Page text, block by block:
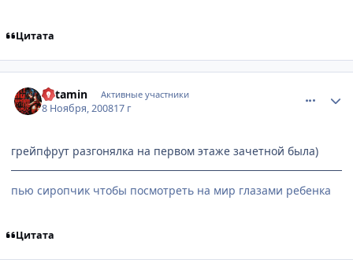
Цитата
Ketamin Активные участники
8 Ноября, 200817 г
грейпфрут разгонялка на первом этаже зачетной была)
пью сиропчик чтобы посмотреть на мир глазами ребенка
Цитата